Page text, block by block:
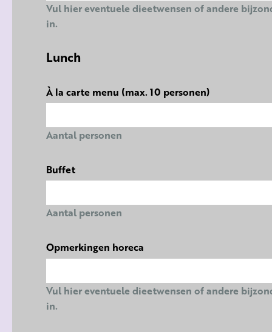
Vul hier eventuele dieetwensen of andere
in.
Lunch
À la carte menu (max. 10 personen)
Aantal personen
Buffet
Aantal personen
Opmerkingen horeca
Vul hier eventuele dieetwensen of andere
in.